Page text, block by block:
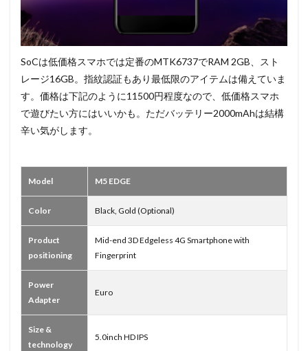
SoCは低価格スマホでは定番のMTK6737でRAM 2GB、スト
レージ16GB。指紋認証もあり最低限のアイテムは備えていま
す。価格は下記のように11500円程度なので、低価格スマホ
で遊びたい方にはいいかも。ただバッテリー2000mAhは結構
辛い気がします。
Model M5 EDGE
Color Black, Gold (Optional)
Product
positioning
Mid-end 3D Edgeless 4G Smartphone with
Fingerprint
Power
Adapter
Euro
Size &
technology
5.0inch HD IPS